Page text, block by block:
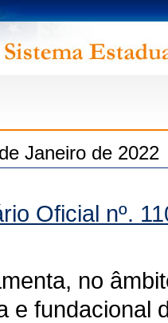
Janeiro de 2022
Oficial nº.
no
e fundacional